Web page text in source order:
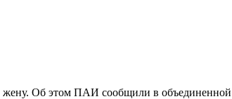
Об этом ПАИ сообщили в объединенной